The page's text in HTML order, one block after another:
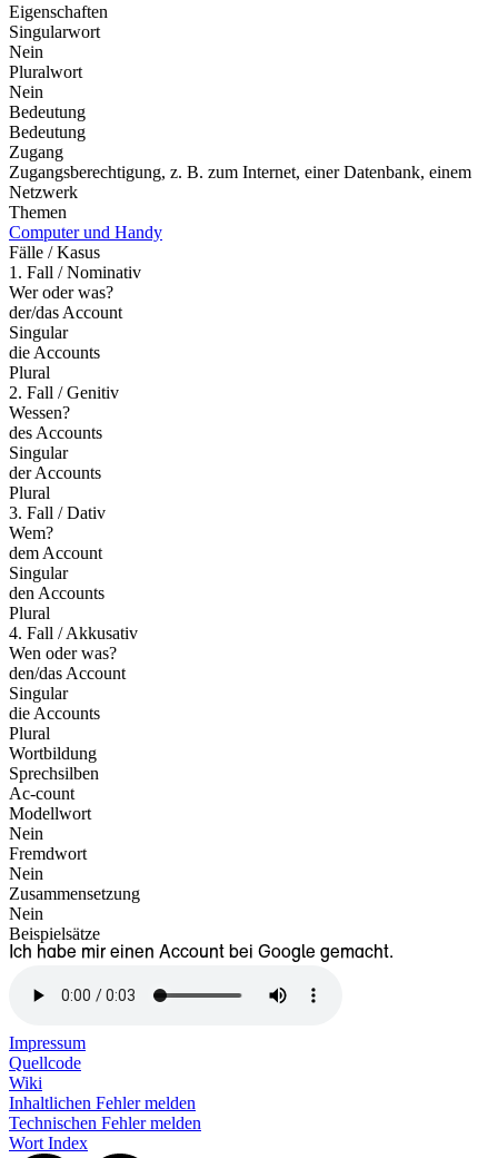
Eigenschaften
Singularwort
Nein
Pluralwort
Nein
Bedeutung
Bedeutung
Zugang
Zugangsberechtigung, z. B. zum Internet, einer Datenbank, einem
Netzwerk
Themen
Computer und Handy
Fälle / Kasus
1. Fall / Nominativ
Wer oder was?
der/das Account
Singular
die Accounts
Plural
2. Fall / Genitiv
Wessen?
des Accounts
Singular
der Accounts
Plural
3. Fall / Dativ
Wem?
dem Account
Singular
den Accounts
Plural
4. Fall / Akkusativ
Wen oder was?
den/das Account
Singular
die Accounts
Plural
Wortbildung
Sprechsilben
Ac-count
Modellwort
Nein
Fremdwort
Nein
Zusammensetzung
Nein
Beispielsätze
Ich habe mir einen Account bei Google gemacht.
Impressum
Quellcode
Wiki
Inhaltlichen Fehler melden
Technischen Fehler melden
Wort Index